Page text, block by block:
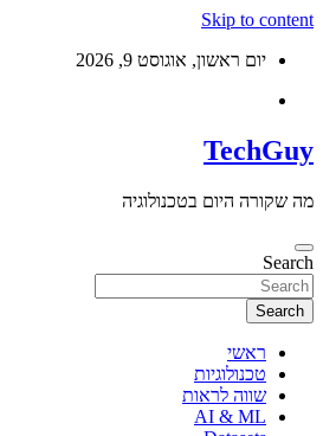
Skip to content
יום ראשון, אוגוסט 9, 2026
TechGuy
מה שקורה היום בטכנולוגיה
Search
Search
ראשי
טכנולוגיות
שווה לראות
AI & ML